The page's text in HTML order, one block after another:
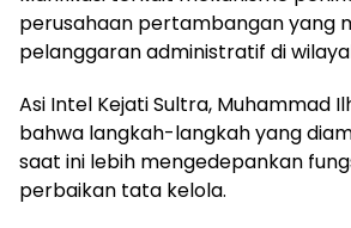
perusahaan pertambangan yang
pelanggaran administratif di
Asi Intel Kejati Sultra, Muhammad
bahwa langkah-langkah yang
saat ini lebih mengedepankan
perbaikan tata kelola.